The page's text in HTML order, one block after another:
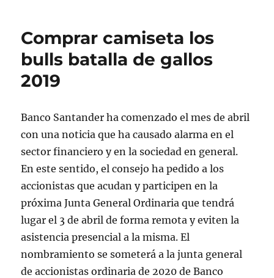
Comprar camiseta los
bulls batalla de gallos
2019
Banco Santander ha comenzado el mes de abril
con una noticia que ha causado alarma en el
sector financiero y en la sociedad en general.
En este sentido, el consejo ha pedido a los
accionistas que acudan y participen en la
próxima Junta General Ordinaria que tendrá
lugar el 3 de abril de forma remota y eviten la
asistencia presencial a la misma. El
nombramiento se someterá a la junta general
de accionistas ordinaria de 2020 de Banco